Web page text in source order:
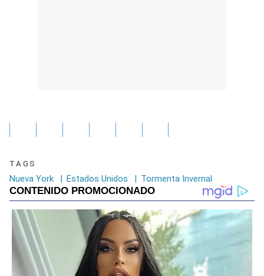
TAGS
Nueva York | Estados Unidos | Tormenta Invernal